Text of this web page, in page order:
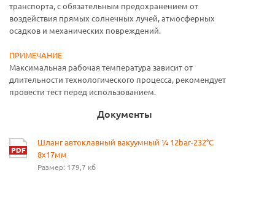
транспорта, с обязательным предохранением от
воздействия прямых солнечных лучей, атмосферных
осадков и механических повреждений.
ПРИМЕЧАНИЕ
Максимальная рабочая температура зависит от
длительности технологического процесса, рекомендует
провести тест перед использованием.
Документы
Шланг автоклавный вакуумный ¼ 12bar-232°С
8x17мм
Размер: 179,7 кб